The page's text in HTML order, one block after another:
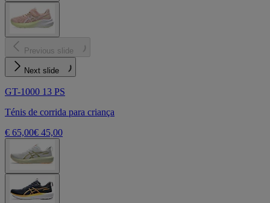
Previous slide
Next slide
GT-1000 13 PS
Ténis de corrida para criança
€ 65,00€ 45,00